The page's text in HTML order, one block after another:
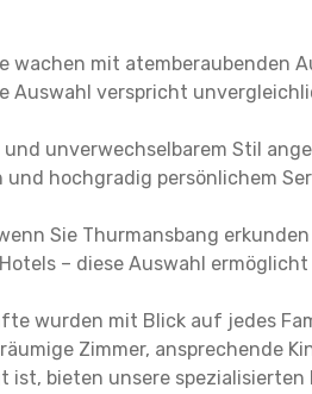
wachen mit atemberaubenden
Auswahl verspricht
unverwechselbarem Stil
hochgradig persönlichem
Sie Thurmansbang
– diese Auswahl
wurden mit Blick auf jedes
Zimmer, ansprechende
ist, bieten unsere